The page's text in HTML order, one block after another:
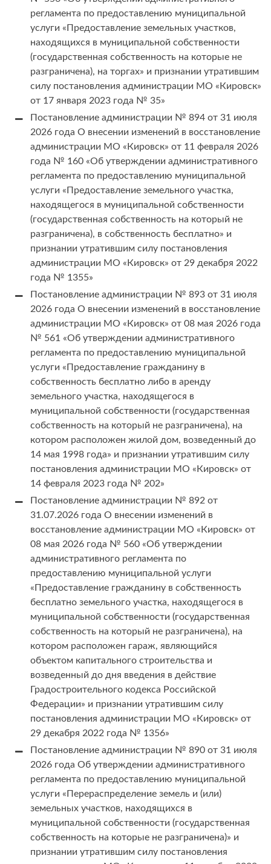
регламента по предоставлению муниципальной
услуги «Предоставление земельных участков,
находящихся в муниципальной собственности
(государственная собственность на которые не
разграничена), на торгах» и признании утратившим
силу постановления администрации МО «Кировск»
от 17 января 2023 года № 35»
Постановление администрации № 894 от 31 июля
2026 года О внесении изменений в восстановление
администрации МО «Кировск» от 11 февраля 2026
года № 160 «Об утверждении административного
регламента по предоставлению муниципальной
услуги «Предоставление земельного участка,
находящегося в муниципальной собственности
(государственная собственность на который не
разграничена), в собственность бесплатно» и
признании утратившим силу постановления
администрации МО «Кировск» от 29 декабря 2022
года № 1355»
Постановление администрации № 893 от 31 июля
2026 года О внесении изменений в восстановление
администрации МО «Кировск» от 08 мая 2026 года
№ 561 «Об утверждении административного
регламента по предоставлению муниципальной
услуги «Предоставление гражданину в
собственность бесплатно либо в аренду
земельного участка, находящегося в
муниципальной собственности (государственная
собственность на который не разграничена), на
котором расположен жилой дом, возведенный до
14 мая 1998 года» и признании утратившим силу
постановления администрации МО «Кировск» от
14 февраля 2023 года № 202»
Постановление администрации № 892 от
31.07.2026 года О внесении изменений в
восстановление администрации МО «Кировск» от
08 мая 2026 года № 560 «Об утверждении
административного регламента по
предоставлению муниципальной услуги
«Предоставление гражданину в собственность
бесплатно земельного участка, находящегося в
муниципальной собственности (государственная
собственность на который не разграничена), на
котором расположен гараж, являющийся
объектом капитального строительства и
возведенный до дня введения в действие
Градостроительного кодекса Российской
Федерации» и признании утратившим силу
постановления администрации МО «Кировск» от
29 декабря 2022 года № 1356»
Постановление администрации № 890 от 31 июля
2026 года Об утверждении административного
регламента по предоставлению муниципальной
услуги «Перераспределение земель и (или)
земельных участков, находящихся в
муниципальной собственности (государственная
собственность на которые не разграничена)» и
признании утратившим силу постановления